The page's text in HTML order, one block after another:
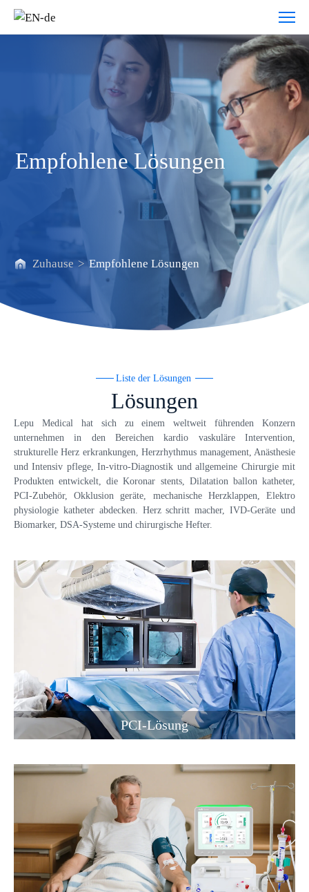
PCI-
Lösung
Empfohlene Lösungen
Zuhause > Empfohlene Lösungen
Liste der Lösungen
Lösungen
Lepu Medical hat sich zu einem weltweit führenden Konzern
unternehmen in den Bereichen kardio vaskuläre Intervention,
strukturelle Herz erkrankungen, Herzrhythmus management, Anästhesie
und Intensiv pflege, In-vitro-Diagnostik und allgemeine Chirurgie mit
Produkten entwickelt, die Koronar stents, Dilatation ballon katheter,
PCI-Zubehör, Okklusion geräte, mechanische Herzklappen, Elektro
physiologie katheter abdecken. Herz schritt macher, IVD-Geräte und
Biomarker, DSA-Systeme und chirurgische Hefter.
PCI-Lösung